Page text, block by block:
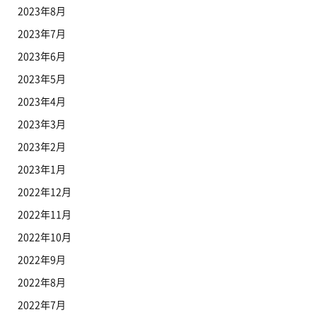
2023年8月
2023年7月
2023年6月
2023年5月
2023年4月
2023年3月
2023年2月
2023年1月
2022年12月
2022年11月
2022年10月
2022年9月
2022年8月
2022年7月